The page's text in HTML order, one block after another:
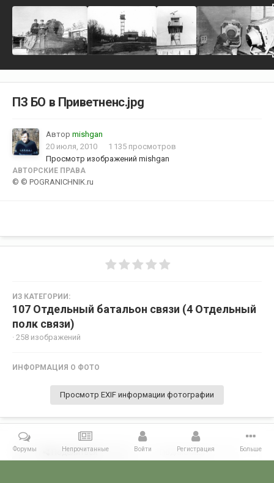
ПЗ БО в Приветненс.jpg
Автор mishgan
20 июля, 2010
1 135 просмотров
Просмотр изображений mishgan
АВТОРСКИЕ ПРАВА
© © POGRANICHNIK.ru
ИЗ КАТЕГОРИИ:
107 Отдельный батальон связи (4 Отдельный
полк связи)
· 258 изображений
ИНФОРМАЦИЯ О ФОТО
Просмотр EXIF информации фотографии
Поделиться Подписчики 0
Форумы Непрочитанные Войти Регистрация Больше